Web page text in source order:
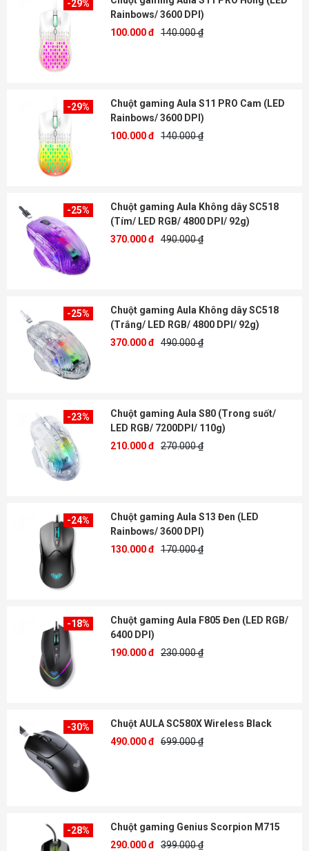
-29%
Rainbows/ 3600 DPI)
100.000 đ 140.000 ₫
-29%
Chuột gaming Aula S11 PRO Cam (LED
Rainbows/ 3600 DPI)
100.000 đ 140.000 ₫
-25%
Chuột gaming Aula Không dây SC518
(Tím/ LED RGB/ 4800 DPI/ 92g)
370.000 đ 490.000 ₫
-25%
Chuột gaming Aula Không dây SC518
(Trắng/ LED RGB/ 4800 DPI/ 92g)
370.000 đ 490.000 ₫
-23%
Chuột gaming Aula S80 (Trong suốt/
LED RGB/ 7200DPI/ 110g)
210.000 đ 270.000 ₫
-24%
Chuột gaming Aula S13 Đen (LED
Rainbows/ 3600 DPI)
130.000 đ 170.000 ₫
-18%
Chuột gaming Aula F805 Đen (LED RGB/
6400 DPI)
190.000 đ 230.000 ₫
-30%
Chuột AULA SC580X Wireless Black
490.000 đ 699.000 ₫
-28%
Chuột gaming Genius Scorpion M715
290.000 đ 399.000 ₫